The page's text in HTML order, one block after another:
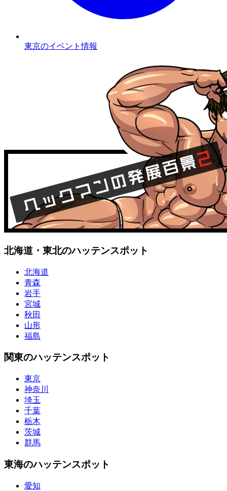
東京のイベント情報
北海道・東北のハッテンスポット
北海道
青森
岩手
宮城
秋田
山形
福島
関東のハッテンスポット
東京
神奈川
埼玉
千葉
栃木
茨城
群馬
東海のハッテンスポット
愛知